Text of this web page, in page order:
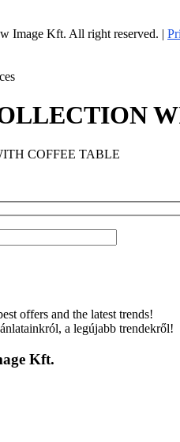
Image Kft. All right reserved. |
offers and the latest trends!
a legújabb trendekről!
Kft.